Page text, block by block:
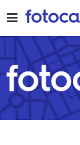
to
content